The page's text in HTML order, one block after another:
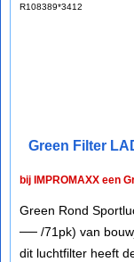
R108389*3412
Green Filter
bij IMPROMAXX een
Green Rond
── /71pk) van
dit luchtfilter heeft